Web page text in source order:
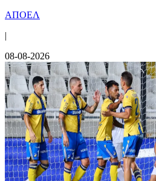
ΑΠΟΕΛ
|
08-08-2026